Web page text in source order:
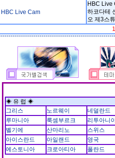
HBC Live Cam
HBC Live
하코다테
오 제3스
1
◈ 유 럽 ◈
그리스
노르웨이
네덜란드
루마니아
룩셈부르크
리투아니
벨기에
산마리노
스위스
아이스란드
아일랜드
영국
에스토니아
크로아티아 폴란드